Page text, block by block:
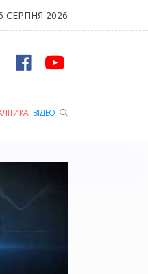
Герой з Рожищенської
СЕРПНЯ 2026
ВІДЕО